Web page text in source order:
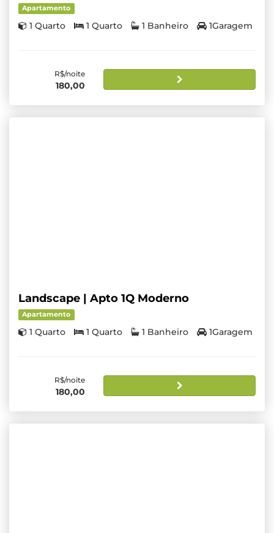
Apartamento
1 Quarto 1 Quarto 1 Banheiro 1Garagem
R$/noite
180,00
Landscape | Apto 1Q Moderno
Apartamento
1 Quarto 1 Quarto 1 Banheiro 1Garagem
R$/noite
180,00